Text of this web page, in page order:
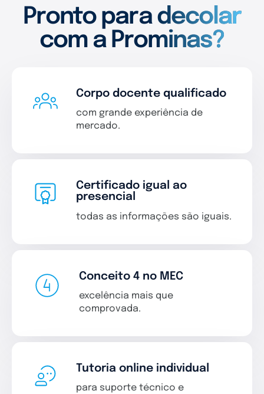
Pronto para decolar
com a Prominas?
Corpo docente qualificado
com grande experiência de
mercado.
Certificado igual ao
presencial
todas as informações são iguais.
Conceito 4 no MEC
excelência mais que
comprovada.
Tutoria online individual
para suporte técnico e